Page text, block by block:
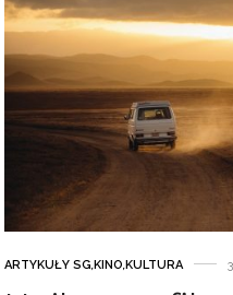
ARTYKUŁY SG,KINO,KULTURA